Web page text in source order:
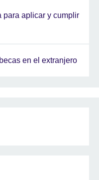
para aplicar y cumplir
en el extranjero